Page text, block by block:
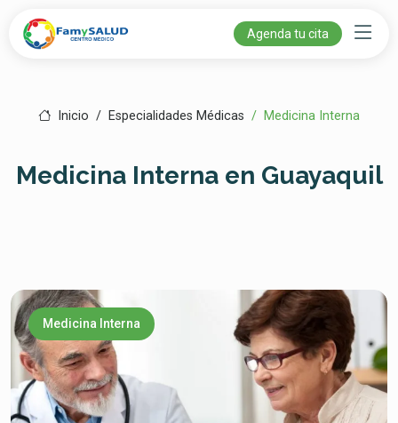
Agenda tu cita
Inicio Especialidades Médicas Medicina Interna
Medicina Interna en Guayaquil
Medicina Interna